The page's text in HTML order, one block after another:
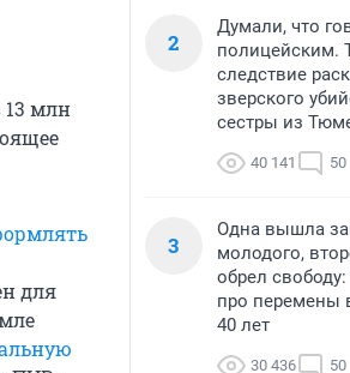
13 млн
для
2
Думали, что
полицейским.
следствие
зверского
сестры из
40 141 50
3
Одна вышла
молодого,
обрел
про перемены
40 лет
30 436 50